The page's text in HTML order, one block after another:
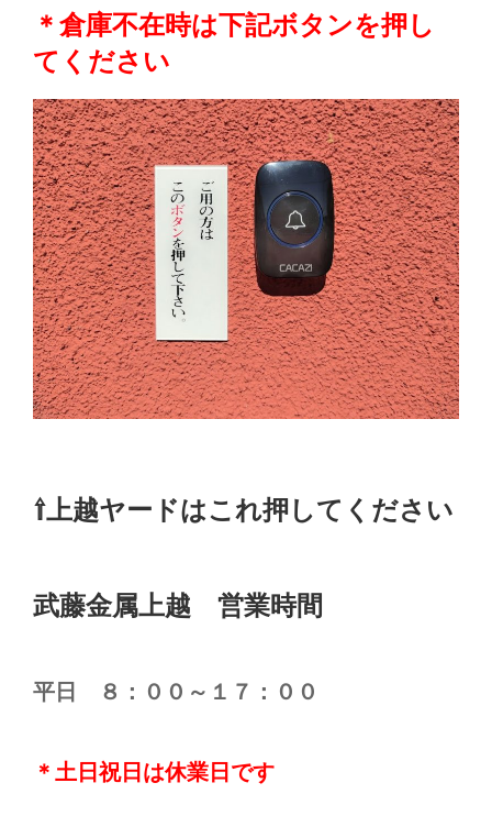
＊倉庫不在時は下記ボタンを押し
てください
⇧上越ヤードはこれ押してください
武藤金属上越 営業時間
平日 ８：００～１７：００
＊土日祝日は休業日です